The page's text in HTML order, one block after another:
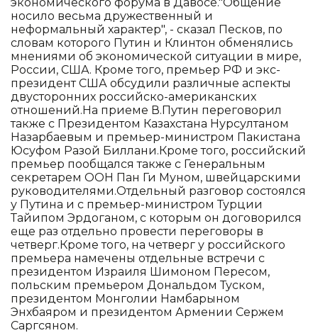
носило весьма дружественный и
неформальный характер", - сказал Песков, по
словам которого Путин и Клинтон обменялись
мнениями об экономической ситуации в мире,
России, США. Кроме того, премьер РФ и экс-
президент США обсудили различные аспекты
двусторонних российско-американских
отношений.На приеме В.Путин переговорил
также с Президентом Казахстана Нурсултаном
Назарбаевым и премьер-министром Пакистана
Юсуфом Разой Биллани.Кроме того, российский
премьер пообщался также с Генеральным
секретарем ООН Пан Ги Муном, швейцарскими
руководителями.Отдельный разговор состоялся
у Путина и с премьер-министром Турции
Тайипом Эрдоганом, с которым он договорился
еще раз отдельно провести переговоры в
четверг.Кроме того, на четверг у российского
премьера намечены отдельные встречи с
президентом Израиля Шимоном Пересом,
польским премьером Дональдом Туском,
президентом Монголии Намбарыном
Энхбаяром и президентом Армении Сержем
Саргсяном.